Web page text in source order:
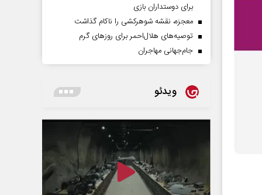
برای دوستداران بازی
معجزه، نقشه شوهرکشی را ناکام گذاشت
توصیه‌های هلال‌احمر برای روز‌های گرم
جام‌جهانی مهاجران
ویدئو